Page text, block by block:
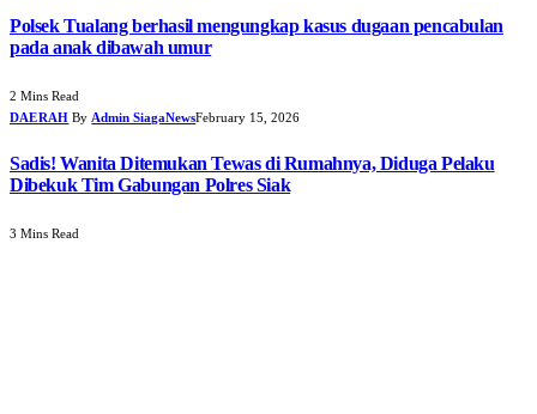
Polsek Tualang berhasil mengungkap kasus dugaan pencabulan
pada anak dibawah umur
2 Mins Read
DAERAH By Admin SiagaNewsFebruary 15, 2026
Sadis! Wanita Ditemukan Tewas di Rumahnya, Diduga Pelaku
Dibekuk Tim Gabungan Polres Siak
3 Mins Read